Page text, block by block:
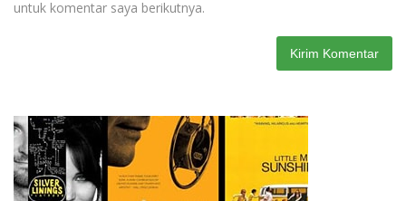
untuk komentar saya berikutnya.